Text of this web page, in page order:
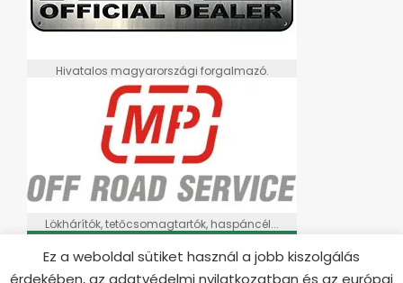
Hivatalos magyarországi forgalmazó.
Lökhárítók, tetőcsomagtartók, haspáncél...
Ez a weboldal sütiket használ a jobb kiszolgálás
érdekében, az adatvédelmi nyilatkozatban és az európai